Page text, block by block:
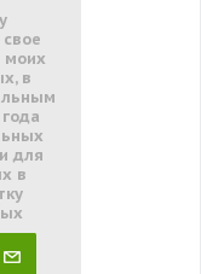
моих
в
для
в